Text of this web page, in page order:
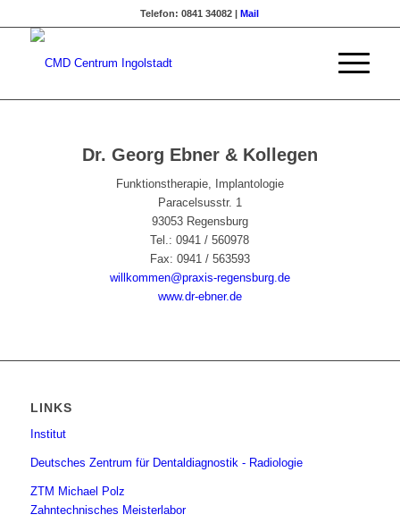
Telefon: 0841 34082 |Mail
Dr. Georg Ebner & Kollegen
Funktionstherapie, Implantologie
Paracelsusstr. 1
93053 Regensburg
Tel.: 0941 / 560978
Fax: 0941 / 563593
willkommen@praxis-regensburg.de
www.dr-ebner.de
LINKS
Institut
Deutsches Zentrum für Dentaldiagnostik - Radiologie
ZTM Michael Polz
Zahntechnisches Meisterlabor